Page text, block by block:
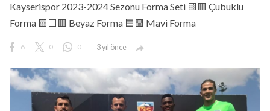
Kayserispor 2023-2024 Sezonu Forma Seti 🟨🟥 Çubuklu
Forma 🟨⬜🟥 Beyaz Forma 🟦🟪 Mavi Forma
6 0 0 3 yıl önce 